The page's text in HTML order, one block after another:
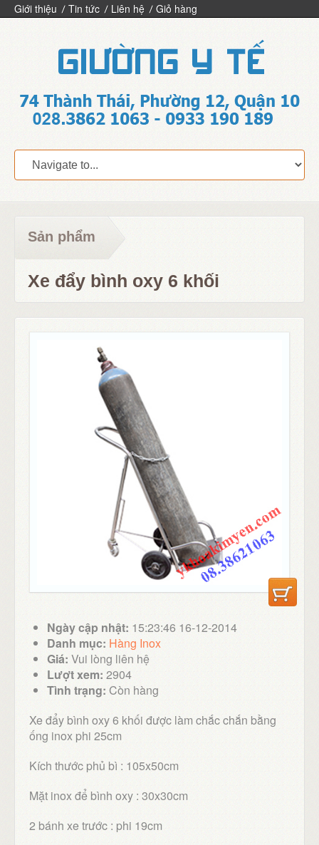
Giới thiệu Tin tức Liên hệ Giỏ hàng
Sản phẩm
Xe đẩy bình oxy 6 khối
Ngày cập nhật: 15:23:46 16-12-2014
Danh mục: Hàng Inox
Giá: Vui lòng liên hệ
Lượt xem: 2904
Tình trạng: Còn hàng
Xe đẩy bình oxy 6 khối được làm chắc chắn bằng
ống inox phi 25cm
Kích thước phủ bì : 105x50cm
Mặt inox để bình oxy : 30x30cm
2 bánh xe trước : phi 19cm